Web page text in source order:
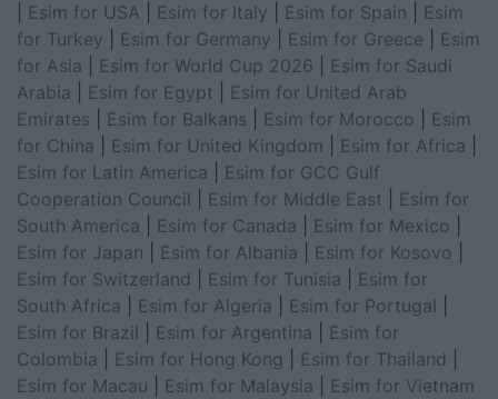
Esim for USA Esim for Italy Esim for Spain
Esim
for Turkey
Esim for Germany Esim for Greece
Esim
for Asia
Esim for World Cup 2026
Esim for Saudi
Arabia
Esim for Egypt
Esim for United Arab
Emirates
Esim for Balkans Esim for Morocco
Esim
for China
Esim for United Kingdom Esim for Africa
Esim for Latin America
Esim for GCC Gulf
Cooperation Council
Esim for Middle East
Esim for
South America
Esim for Canada Esim for Mexico
Esim for Japan
Esim for Albania Esim for Kosovo
Esim for Switzerland
Esim for Tunisia
Esim for
South Africa
Esim for Algeria Esim for Portugal
Esim for Brazil
Esim for Argentina
Esim for
Colombia
Esim for Hong Kong Esim for Thailand
Esim for Macau
Esim for Malaysia
Esim for Vietnam